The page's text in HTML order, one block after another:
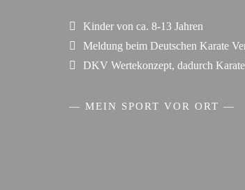
Kinder von ca. 8-13 Jahren
Meldung beim Deutschen Karate
DKV Wertekonzept, dadurch
— MEIN SPORT VOR ORT —